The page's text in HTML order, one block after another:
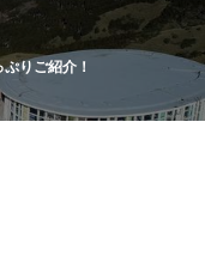
りご紹介！